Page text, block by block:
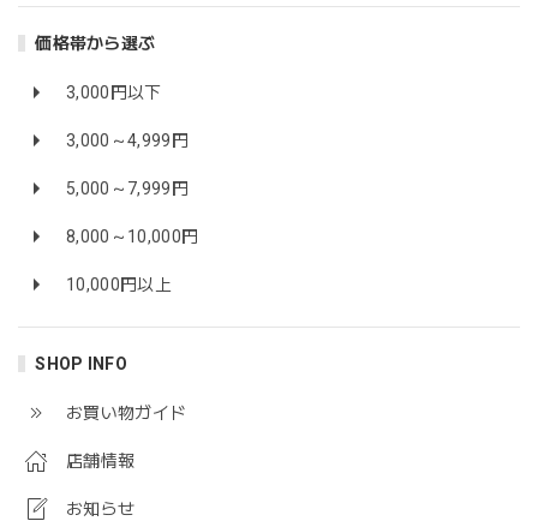
価格帯から選ぶ
3,000円以下
3,000～4,999円
5,000～7,999円
8,000～10,000円
10,000円以上
SHOP INFO
お買い物ガイド
店舗情報
お知らせ